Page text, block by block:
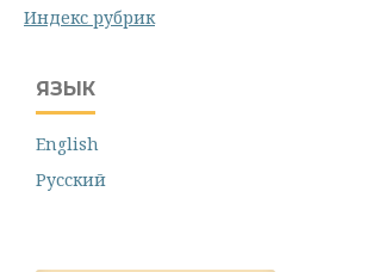
Индекс рубрик
ЯЗЫК
English
Русский